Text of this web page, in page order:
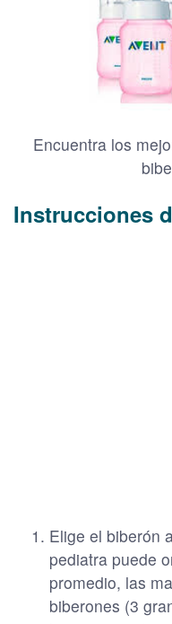
Encuentra los
Instrucciones
Elige el biberón
pediatra puede
promedio, las
biberones (3